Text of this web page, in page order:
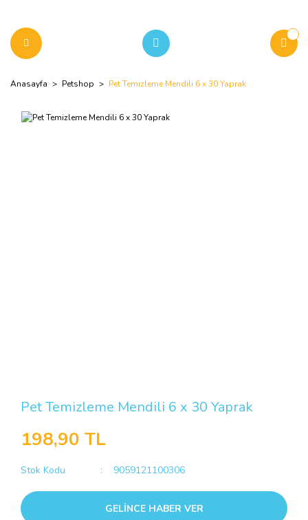
Anasayfa Petshop Pet Temizleme Mendili 6 x 30 Yaprak
Pet Temizleme Mendili 6 x 30 Yaprak
198,90 TL
Stok Kodu 9059121100306
GELİNCE HABER VER